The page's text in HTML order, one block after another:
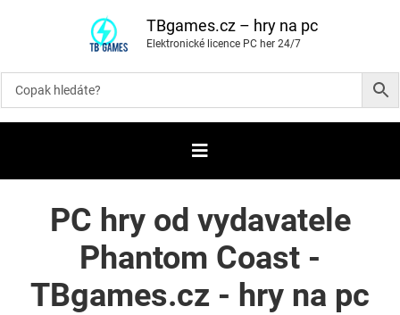
o
i
t
b
TBgames.cz – hry na pc
Elektronické licence PC her 24/7
PC hry od vydavatele
Phantom Coast -
TBgames.cz - hry na pc